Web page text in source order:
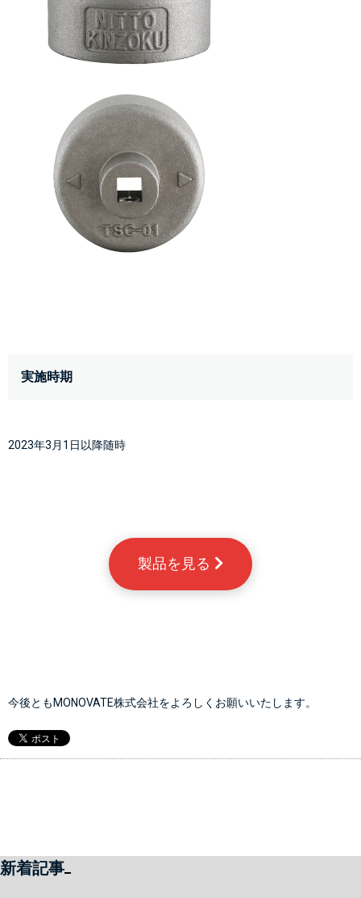
実施時期
2023年3月1日以降随時
製品を見る
今後ともMONOVATE株式会社をよろしくお願いいたします。
新着記事